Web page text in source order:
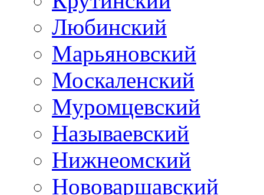
Любинский
Марьяновский
Москаленский
Муромцевский
Называевский
Нижнеомский
Нововаршавский